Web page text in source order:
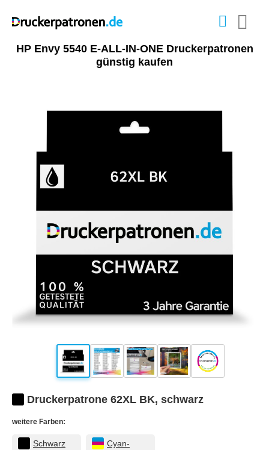
HP Envy 5540 E-ALL-IN-ONE Druckerpatronen
günstig kaufen
Druckerpatrone 62XL BK, schwarz
weitere Farben:
Schwarz
Cyan-